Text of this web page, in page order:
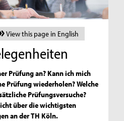
View this page in English
Prüfung an? Kann ich mich
Prüfung wiederholen? Welche
Prüfungsversuche?
über die wichtigsten
an der TH Köln.